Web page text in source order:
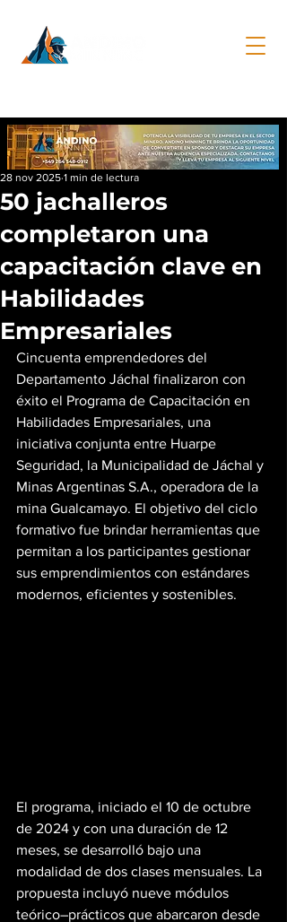
50 jachalleros
completaron una
capacitación clave en
Habilidades
Empresariales
28 nov 2025 1 min de lectura
Cincuenta emprendedores del
Departamento Jáchal finalizaron con
éxito el Programa de Capacitación en
Habilidades Empresariales, una
iniciativa conjunta entre Huarpe
Seguridad, la Municipalidad de Jáchal y
Minas Argentinas S.A., operadora de la
mina Gualcamayo. El objetivo del ciclo
formativo fue brindar herramientas que
permitan a los participantes gestionar
sus emprendimientos con estándares
modernos, eficientes y sostenibles.
El programa, iniciado el 10 de octubre
de 2024 y con una duración de 12
meses, se desarrolló bajo una
modalidad de dos clases mensuales. La
propuesta incluyó nueve módulos
teórico–prácticos que abarcaron desde